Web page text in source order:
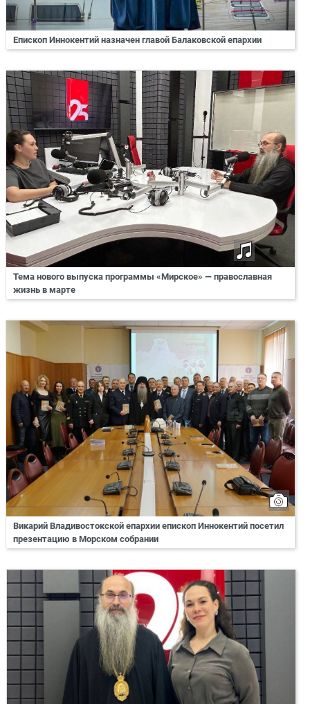
Епископ Иннокентий назначен главой Балаковской епархии
Тема нового выпуска программы «Мирское» — православная
жизнь в марте
Викарий Владивостокской епархии епископ Иннокентий посетил
презентацию в Морском собрании